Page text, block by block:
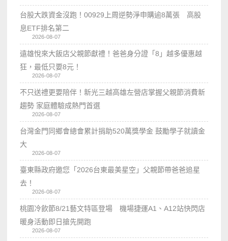
台股大跌資金沒跑！00929上周逆勢淨申購逾8萬張 高股
息ETF排名第二
2026-08-07
遠雄悅來大飯店父親節獻禮！爸爸身分證「8」越多優惠越
狂，最低只要8元！
2026-08-07
不只送禮更要陪伴！新光三越高雄左營店掌握父親節消費新
趨勢 家庭體驗成熱門首選
2026-08-07
台灣金門同鄉會總會累計捐助520萬獎學金 鼓勵學子就讀金
大
2026-08-07
臺東縣政府邀您「2026台東最美星空」父親節帶爸爸追星
去！
2026-08-07
桃園冷飲節8/21藝文特區登場 機場捷運A1、A12站快閃店
暖身活動即日搶先開跑
2026-08-07